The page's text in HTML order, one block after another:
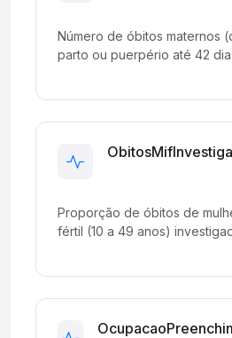
Número de óbitos maternos
parto ou puerpério até 42
Proporção de óbitos de
fértil (10 a 49 anos)